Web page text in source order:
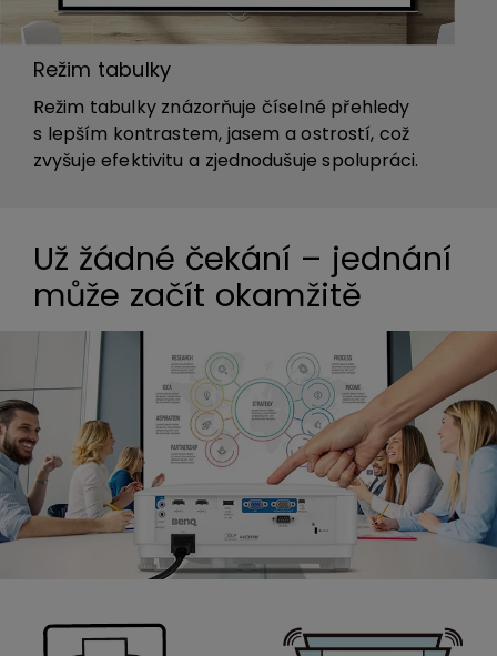
Režim tabulky
Režim tabulky znázorňuje číselné přehledy
s lepším kontrastem, jasem a ostrostí, což
zvyšuje efektivitu a zjednodušuje spolupráci.
Už žádné čekání – jednání
může začít okamžitě